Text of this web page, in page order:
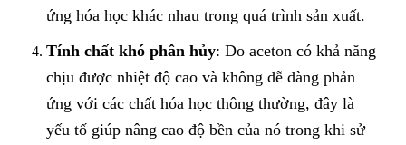
ứng hóa học khác nhau trong quá trình sản xuất.
Tính chất khó phân hủy: Do aceton có khả năng
chịu được nhiệt độ cao và không dễ dàng phản
ứng với các chất hóa học thông thường, đây là
yếu tố giúp nâng cao độ bền của nó trong khi sử